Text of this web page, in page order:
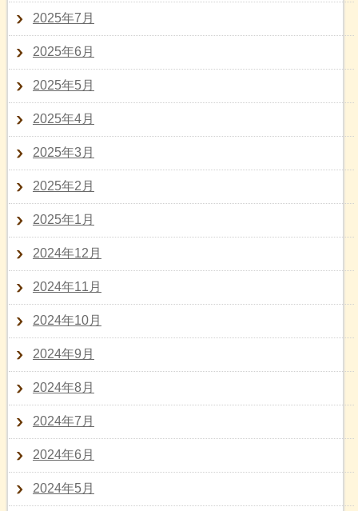
2025年7月
2025年6月
2025年5月
2025年4月
2025年3月
2025年2月
2025年1月
2024年12月
2024年11月
2024年10月
2024年9月
2024年8月
2024年7月
2024年6月
2024年5月